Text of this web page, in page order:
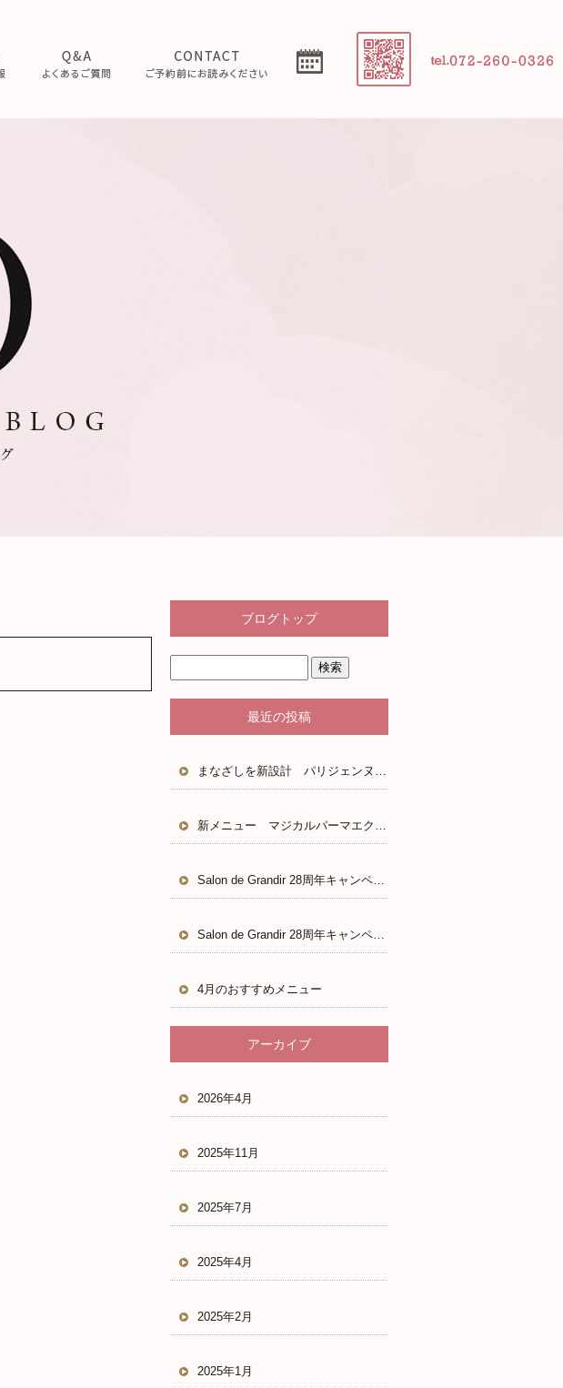
ブログトップ
最近の投稿
まなざしを新設計 パリジェンヌラッシュリフト2.0
新メニュー マジカルパーマエクステ
Salon de Grandir 28周年キャンペーン
Salon de Grandir 28周年キャンペーン
4月のおすすめメニュー
アーカイブ
2026年4月
2025年11月
2025年7月
2025年4月
2025年2月
2025年1月